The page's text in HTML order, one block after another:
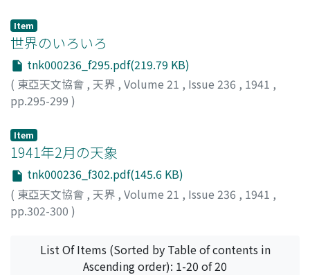
Item
世界のいろいろ
tnk000236_f295.pdf(219.79 KB)
( 東亞天文協會 , 天界 , Volume 21 , Issue 236 , 1941 ,
pp.295-299 )
Item
1941年2月の天象
tnk000236_f302.pdf(145.6 KB)
( 東亞天文協會 , 天界 , Volume 21 , Issue 236 , 1941 ,
pp.302-300 )
List Of Items (Sorted by Table of contents in
Ascending order): 1-20 of 20